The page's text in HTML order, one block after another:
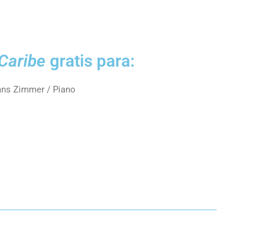
gratis para:
Zimmer / Piano